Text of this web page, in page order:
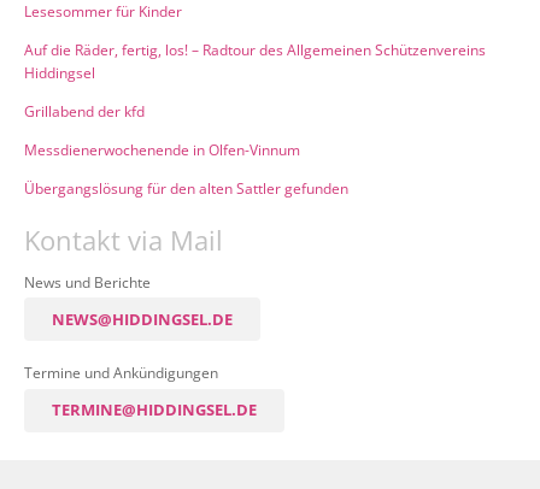
Lesesommer für Kinder
Auf die Räder, fertig, los! – Radtour des Allgemeinen Schützenvereins
Hiddingsel
Grillabend der kfd
Messdienerwochenende in Olfen-Vinnum
Übergangslösung für den alten Sattler gefunden
Kontakt via Mail
News und Berichte
NEWS@HIDDINGSEL.DE
Termine und Ankündigungen
TERMINE@HIDDINGSEL.DE